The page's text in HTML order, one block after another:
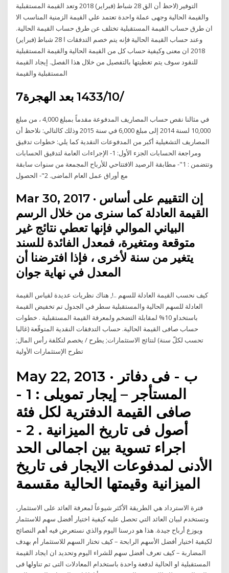
التوفير (لاحظ أن الق 28 شباط (فبراير) 2018 وتعد القيمة المستقبلية
والقيمة الحالية وجهى عملة واحدة تعتمد علي القيمة الزمنية المناسب الا
ان طرق حساب القيمة المستقبلية تختلف عن طرق حساب القيمة الحالية.
وعند حساب القيمة الحالية فإنه يتم خصم التدفقات ا 28 شباط (فبراير)
2018 ان معنى وكيفية حساب كل من القيمة الحالية والقيمة المستقبلية
للنقود سوف يتم تغطيتها بالتفصيل من خلال هذا الفصل. إيجاد القيمة
7‏‏/10‏‏/1433 بعد الهجرة
في مثالنا نقص حساب المصاريف المدفوعة مقدماً بمبلغ 4,000 ، من مبلغ
10,000 لسنة 2014 إلى مبلغ 6,000 في سنة 2015 وذلك كالتالي: نلاحظ أن
المصاريف التشغيلية أكبر من المدفوعات النقدية كما يلي: خطوات تدقيق
ومراجعة الحسابات الجزء الأول: 1- الإجراءات العامة لتدقيق الحسابات
وتتضمن : 1"- مطابقة الرصيد الافتتاحي للأرباح المجمعة من سنوات سابقة
مع أوراق عمل العام الماضى. 2"- الحصول
Mar 30, 2017 · إن التقييم على أساس
القيمة العادلة كما سنرى من خلال الرسم
البياني الموالي فإنها تعطي نتائج غير
متوقعة ومتغيرة، فمعدل الفائدة للسند
يتغير من سنة لأخرى ، فإذا افترضنا أن
المعدل في نهاية جوان
كيف نحسب القيمة العادلة للسهم ..!, هناك نظريات عديدة لقياس القيمة
العادلة للسهم الحالية والمستقبلية سطر في الجدول تم تخفيض القيمة
باستخداو 10% لمقابلة التضخم ولمعرفة القيمة المستقبلية . خطوات
حساب صافى القيمة الحالية. حساب التدفقات النقدية المتوقّعة (غالبا
تحسب لكلّ سنة) لنتائج الاستثمارات; يطرح / يخصم لتكلفة رأس المال;
تطرح الإستثمارات الأولية
May 22, 2013 · ب - فى دفاتر
المستأجر – إيجار تمويلى : 1 -
صافى القيمة الدفترية لكل فئة
أصول فى تاريخ الميزانية . 2 -
اجراء تسوية بين اجمالى الحد
الأدنى لمدفوعات الايجار فى تاريخ
الميزانية وقيمتها الحالية مقسمة
فترة الاسترداد هي الطريقة الأكثر شيوعاً لمعرفة العائد على الاستثمار،
وتستخدم لبيان العائد التي تحصل عليه كيفية اختيار أفضل سهم للاستثمار
ويوزع أرباح جيدة. هذا هو درسنا اليوم والذي نستعرض فيه أهم النصائح
لكيفية اختيار أفضل الأسهم الرابحة – كيف تختار السهم للاستثمار أم بهدف
المضاربة – كيف تعرف أفضل سهم للشراء اليوم وتحديد ان ايجاد القيمة
المستقبلية او الحالية لدفعة واحدة باستخدام المعادلات التى تم تناولها فى